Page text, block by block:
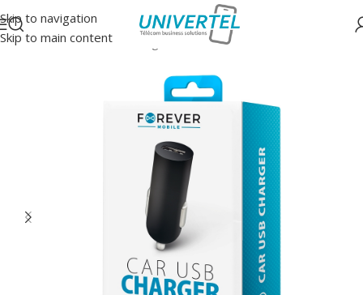
Skip to navigation
Skip to main content
Accueil/Accessoires Chargeurs auto